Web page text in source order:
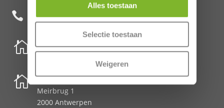
Alles toestaan
Selectie toestaan
Weigeren
 +31 85 482 0020

Nederland
2595 AR Den Haag

België
Meirbrug 1
2000 Antwerpen